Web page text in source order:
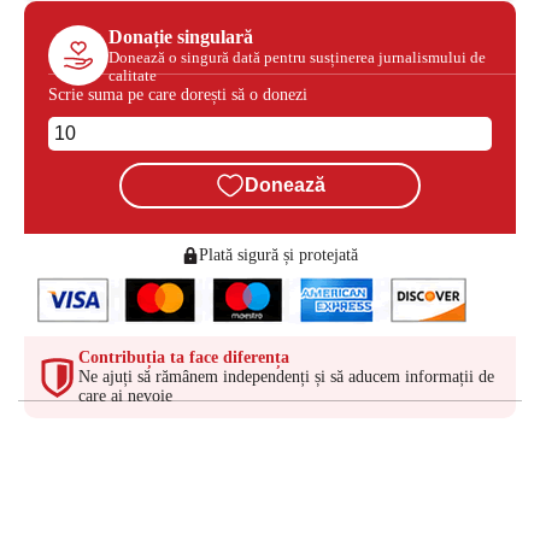
Donație singulară
Donează o singură dată pentru susținerea jurnalismului de
calitate
Scrie suma pe care dorești să o donezi
Donează
Plată sigură și protejată
Contribuția ta face diferența
Ne ajuți să rămânem independenți și să aducem informații de
care ai nevoie